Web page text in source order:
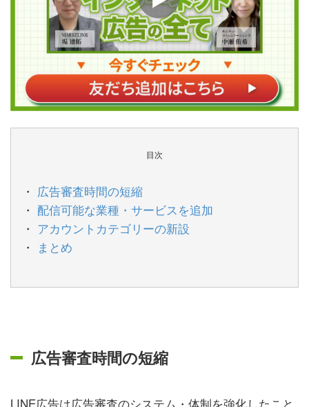
目次
広告審査時間の短縮
配信可能な業種・サービスを追加
アカウントカテゴリーの新設
まとめ
広告審査時間の短縮
LINE広告は広告審査のシステム・体制を強化したこと